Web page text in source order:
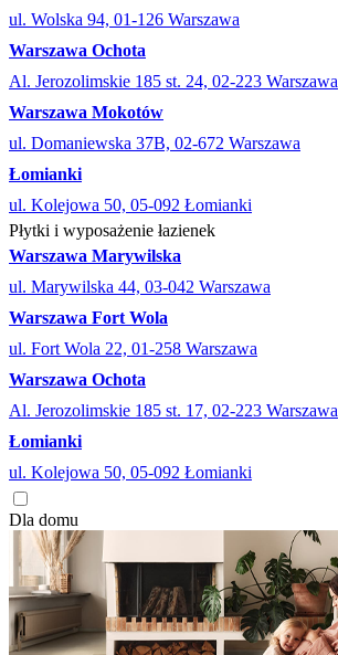
ul. Wolska 94, 01-126 Warszawa
Warszawa Ochota
Al. Jerozolimskie 185 st. 24, 02-223 Warszawa
Warszawa Mokotów
ul. Domaniewska 37B, 02-672 Warszawa
Łomianki
ul. Kolejowa 50, 05-092 Łomianki
Płytki i wyposażenie łazienek
Warszawa Marywilska
ul. Marywilska 44, 03-042 Warszawa
Warszawa Fort Wola
ul. Fort Wola 22, 01-258 Warszawa
Warszawa Ochota
Al. Jerozolimskie 185 st. 17, 02-223 Warszawa
Łomianki
ul. Kolejowa 50, 05-092 Łomianki
Dla domu